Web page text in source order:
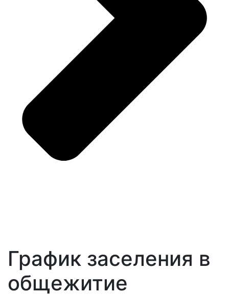
График заселения в
общежитие